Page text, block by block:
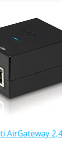
AirGateway